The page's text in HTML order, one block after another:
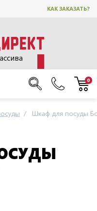
КАК ЗАКАЗАТЬ?
0
Шкаф для посуды